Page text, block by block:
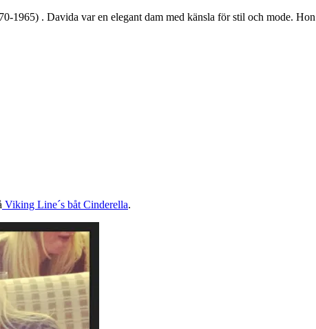
. Davida var en elegant dam med känsla för stil och mode.
Viking Line´s båt Cinderella.